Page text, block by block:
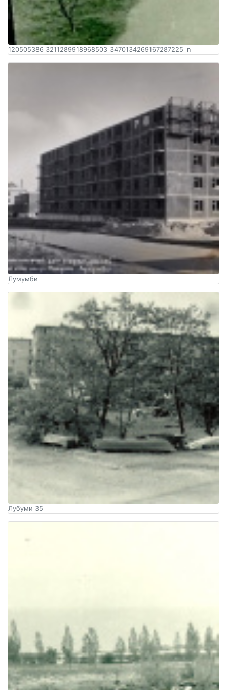
120505386_3211289918968503_3470134269167287225_n
Лумумби
Лубуми 35